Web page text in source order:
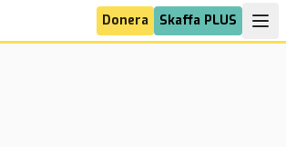
Donera Skaffa PLUS